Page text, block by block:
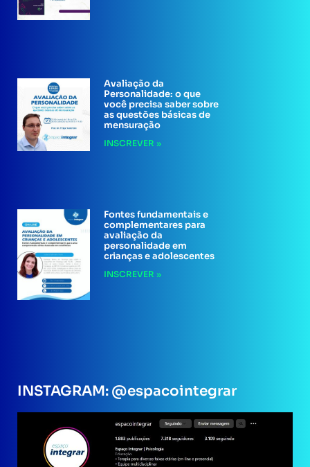
Avaliação da
Personalidade: o que
você precisa saber sobre
as questões básicas de
mensuração
INSCREVER »
Fontes fundamentais e
complementares para
avaliação da
personalidade em
crianças e adolescentes
INSCREVER »
INSTAGRAM: @espacointegrar